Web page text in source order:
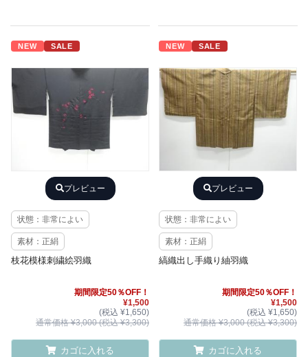
NEW SALE
プレビュー
状態：非常によい
素材：正絹
枝花模様刺繍絵羽織
期間限定50％OFF！
¥1,500
(税込 ¥1,650)
通常価格 ¥3,000 (税込 ¥3,300)
カゴに入れる
NEW SALE
プレビュー
状態：非常によい
素材：正絹
縞織出し手織り紬羽織
期間限定50％OFF！
¥1,500
(税込 ¥1,650)
通常価格 ¥3,000 (税込 ¥3,300)
カゴに入れる